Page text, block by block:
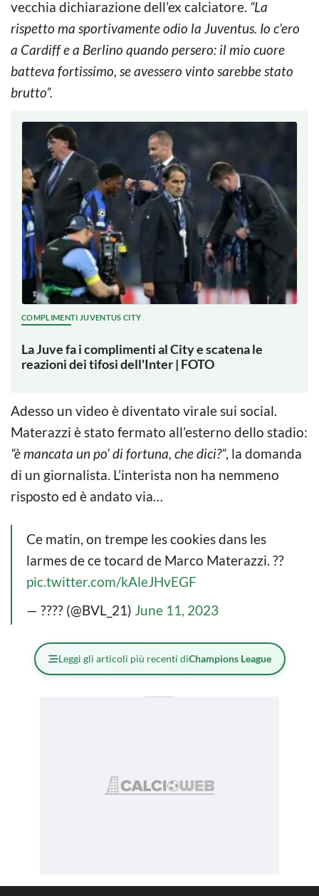
vecchia dichiarazione dell’ex calciatore. “La
rispetto ma sportivamente odio la Juventus. Io c’ero
a Cardiff e a Berlino quando persero: il mio cuore
batteva fortissimo, se avessero vinto sarebbe stato
brutto”.
COMPLIMENTI JUVENTUS CITY
La Juve fa i complimenti al City e scatena le
reazioni dei tifosi dell'Inter | FOTO
Adesso un video è diventato virale sui social.
Materazzi è stato fermato all’esterno dello stadio:
“è mancata un po’ di fortuna, che dici?”, la domanda
di un giornalista. L’interista non ha nemmeno
risposto ed è andato via…
Ce matin, on trempe les cookies dans les
larmes de ce tocard de Marco Materazzi. ??
pic.twitter.com/kAleJHvEGF
— ???? (@BVL_21) June 11, 2023
Leggi gli articoli più recenti diChampions League